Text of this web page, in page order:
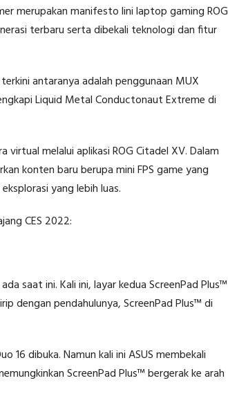
merupakan manifesto lini laptop gaming ROG
terbaru serta dibekali teknologi dan fitur
antaranya adalah penggunaan MUX
Liquid Metal Conductonaut Extreme di
melalui aplikasi ROG Citadel XV. Dalam
konten baru berupa mini FPS game yang
yang lebih luas.
CES 2022:
saat ini. Kali ini, layar kedua ScreenPad Plus™
dengan pendahulunya, ScreenPad Plus™ di
16 dibuka. Namun kali ini ASUS membekali
ScreenPad Plus™ bergerak ke arah